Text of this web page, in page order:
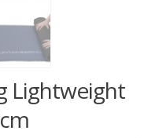
Lightweight